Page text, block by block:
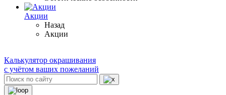
Акции
Назад
Акции
Калькулятор окрашивания
с учётом ваших пожеланий